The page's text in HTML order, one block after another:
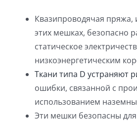
Квазипроводячая пряжа,
этих мешках, безопасно
статическое
низкоэнергетическим
Ткани типа D устраняют
ошибки, связанной с
использованием
Эти мешки безопасны